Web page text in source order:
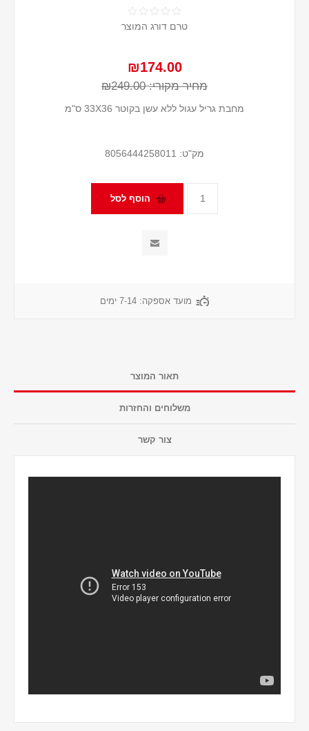
טרם דורג המוצר
₪174.00
מחיר מקורי: ₪249.00
מחבת גריל עגול ללא עשן בקוטר 33X36 ס"מ
מק"ט: 8056444258011
מועד אספקה: 7-14 ימים
תאור המוצר
משלוחים והחזרות
צור קשר